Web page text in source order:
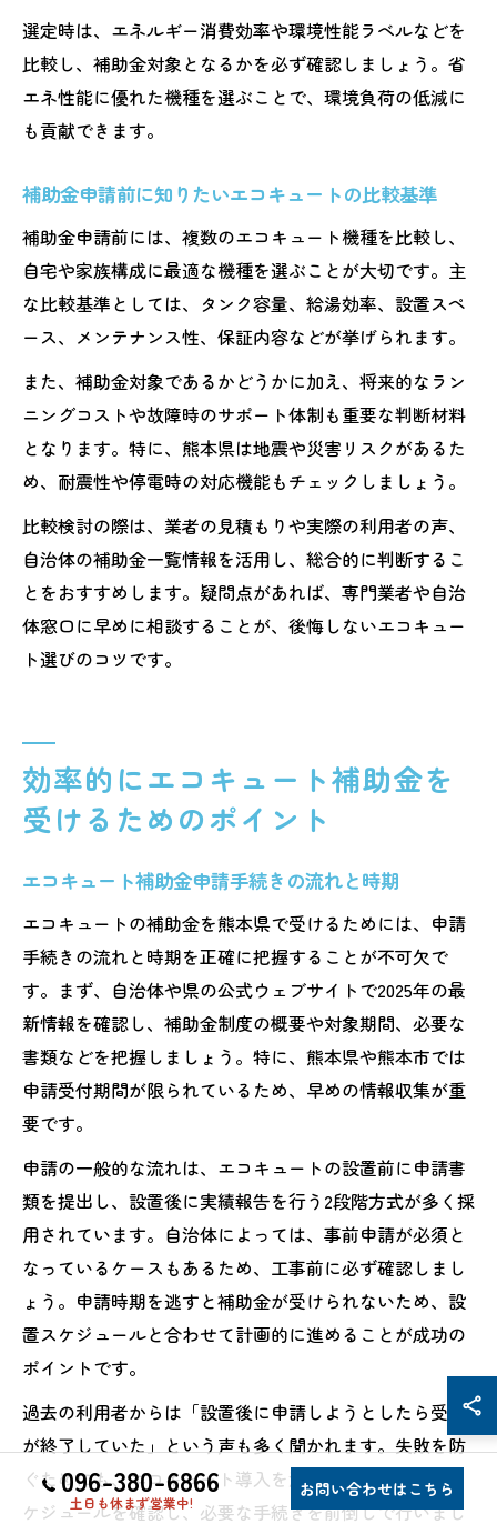
選定時は、エネルギー消費効率や環境性能ラベルなどを
比較し、補助金対象となるかを必ず確認しましょう。省
エネ性能に優れた機種を選ぶことで、環境負荷の低減に
も貢献できます。
補助金申請前に知りたいエコキュートの比較基準
補助金申請前には、複数のエコキュート機種を比較し、
自宅や家族構成に最適な機種を選ぶことが大切です。主
な比較基準としては、タンク容量、給湯効率、設置スペ
ース、メンテナンス性、保証内容などが挙げられます。
また、補助金対象であるかどうかに加え、将来的なラン
ニングコストや故障時のサポート体制も重要な判断材料
となります。特に、熊本県は地震や災害リスクがあるた
め、耐震性や停電時の対応機能もチェックしましょう。
比較検討の際は、業者の見積もりや実際の利用者の声、
自治体の補助金一覧情報を活用し、総合的に判断するこ
とをおすすめします。疑問点があれば、専門業者や自治
体窓口に早めに相談することが、後悔しないエコキュー
ト選びのコツです。
効率的にエコキュート補助金を
受けるためのポイント
エコキュート補助金申請手続きの流れと時期
エコキュートの補助金を熊本県で受けるためには、申請
手続きの流れと時期を正確に把握することが不可欠で
す。まず、自治体や県の公式ウェブサイトで2025年の最
新情報を確認し、補助金制度の概要や対象期間、必要な
書類などを把握しましょう。特に、熊本県や熊本市では
申請受付期間が限られているため、早めの情報収集が重
要です。
申請の一般的な流れは、エコキュートの設置前に申請書
類を提出し、設置後に実績報告を行う2段階方式が多く採
用されています。自治体によっては、事前申請が必須と
なっているケースもあるため、工事前に必ず確認しまし
ょう。申請時期を逃すと補助金が受けられないため、設
置スケジュールと合わせて計画的に進めることが成功の
ポイントです。
過去の利用者からは「設置後に申請しようとしたら受付
が終了していた」という声も多く聞かれます。失敗を防
ぐためにも、エコキュート導入を決めた段階で補助金ス
ケジュールを確認し、必要な手続きを前倒しで行いまし
096-380-6866
土日も休まず営業中!
お問い合わせはこちら